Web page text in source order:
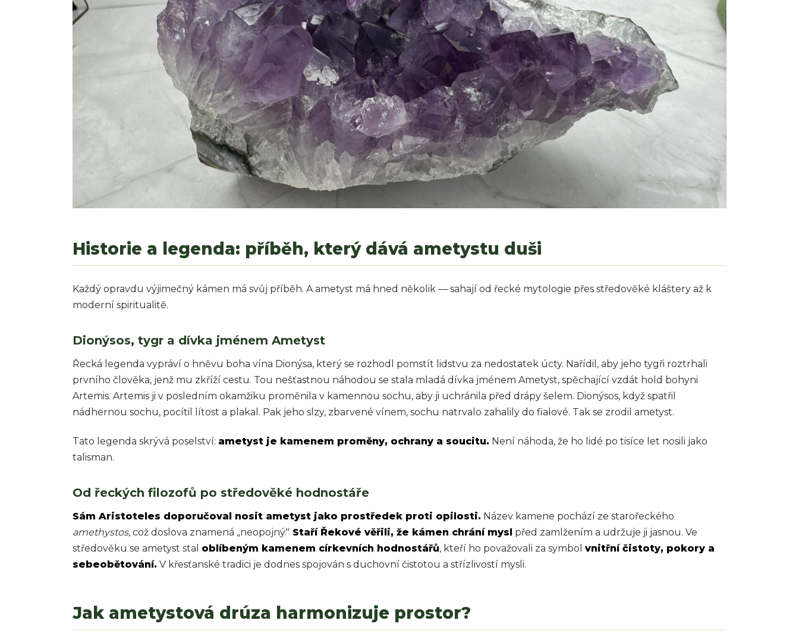
Historie a legenda: příběh, který dává ametystu duši
Každý opravdu výjimečný kámen má svůj příběh. A ametyst má hned několik — sahají od řecké mytologie přes středověké kláštery až k
moderní spiritualitě.
Dionýsos, tygr a dívka jménem Ametyst
Řecká legenda vypráví o hněvu boha vína Dionýsa, který se rozhodl pomstít lidstvu za nedostatek úcty. Nařídil, aby jeho tygři roztrhali
prvního člověka, jenž mu zkříží cestu. Tou nešťastnou náhodou se stala mladá dívka jménem Ametyst, spěchající vzdát hold bohyni
Artemis. Artemis ji v posledním okamžiku proměnila v kamennou sochu, aby ji uchránila před drápy šelem. Dionýsos, když spatřil
nádhernou sochu, pocítil lítost a plakal. Pak jeho slzy, zbarvené vínem, sochu natrvalo zahalily do fialové. Tak se zrodil ametyst.
Tato legenda skrývá poselství: ametyst je kamenem proměny, ochrany a soucitu. Není náhoda, že ho lidé po tisíce let nosili jako
talisman.
Od řeckých filozofů po středověké hodnostáře
Sám Aristoteles doporučoval nosit ametyst jako prostředek proti opilosti. Název kamene pochází ze starořeckého
amethystos, což doslova znamená „neopojný." Staří Řekové věřili, že kámen chrání mysl před zamlžením a udržuje ji jasnou. Ve
středověku se ametyst stal oblíbeným kamenem církevních hodnostářů, kteří ho považovali za symbol vnitřní čistoty, pokory a
sebeobětování. V křesťanské tradici je dodnes spojován s duchovní čistotou a střízlivostí mysli.
Jak ametystová drúza harmonizuje prostor?